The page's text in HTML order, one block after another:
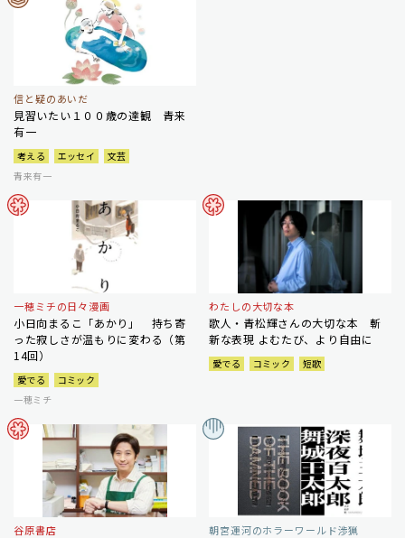
信と疑のあいだ
見習いたい１００歳の達観 青来
有一
考える エッセイ
文芸
青来有一
一穂ミチの日々漫画
小日向まるこ「あかり」 持ち寄
った寂しさが温もりに変わる（第
14回）
愛でる
コミック
一穂ミチ
わたしの大切な本
歌人・青松輝さんの大切な本 斬
新な表現 よむたび、より自由に
愛でる コミック 短歌
谷原書店 朝宮運河のホラーワールド渉猟